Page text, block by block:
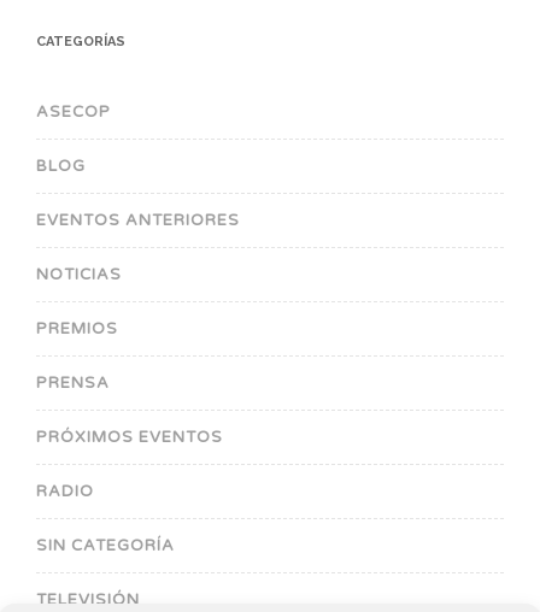
CATEGORÍAS
ASECOP
BLOG
EVENTOS ANTERIORES
NOTICIAS
PREMIOS
PRENSA
PRÓXIMOS EVENTOS
RADIO
SIN CATEGORÍA
TELEVISIÓN